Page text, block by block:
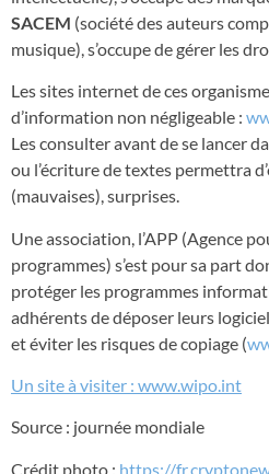
SACEM (société des auteurs
musique), s’occupe de gérer les
Les sites internet de ces
d’information non négligeable :
Les consulter avant de se lancer
ou l’écriture de textes permettra
(mauvaises), surprises.
Une association, l’APP (Agence
programmes) s’est pour sa part
protéger les programmes
adhérents de déposer leurs
et éviter les risques de copiage (
Un site à visiter : www.wipo.int
Source : journée mondiale
Crédit photo : https://